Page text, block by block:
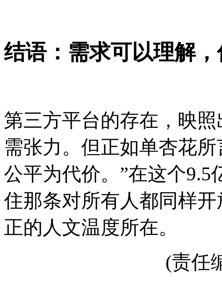
结语：需求可以理解
第三方平台的存在，映
需张力。但正如单杏花
公平为代价。”在这个
住那条对所有人都同样
正的人文温度所在。
(责任